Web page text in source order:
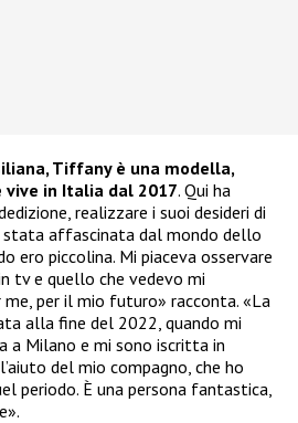
Tiffany è una modella,
in Italia dal 2017. Qui ha
realizzare i suoi desideri di
stata affascinata dal mondo dello
ero piccolina. Mi piaceva osservare
tv e quello che vedevo mi
per il mio futuro» racconta. «La
alla fine del 2022, quando mi
a Milano e mi sono iscritta in
del mio compagno, che ho
periodo. È una persona fantastica,